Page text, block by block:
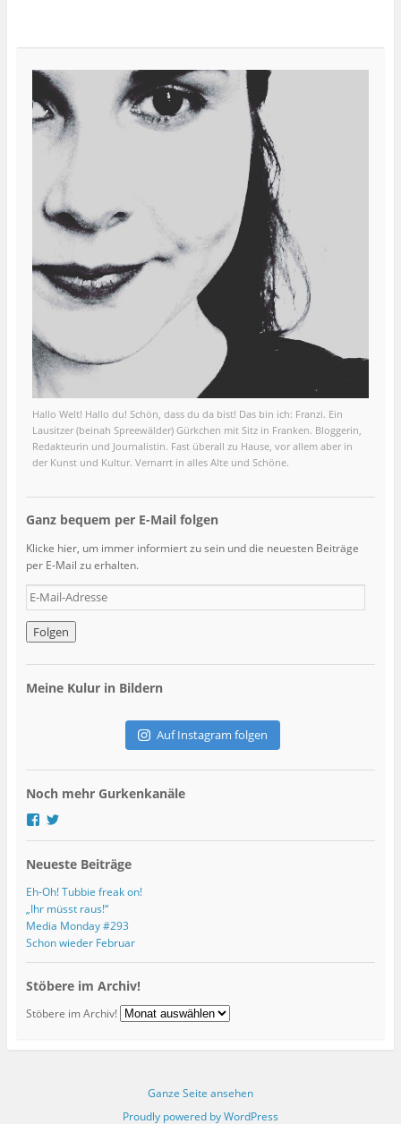
Hallo Welt! Hallo du! Schön, dass du da bist! Das bin ich: Franzi. Ein
Lausitzer (beinah Spreewälder) Gürkchen mit Sitz in Franken. Bloggerin,
Redakteurin und Journalistin. Fast überall zu Hause, vor allem aber in
der Kunst und Kultur. Vernarrt in alles Alte und Schöne.
Ganz bequem per E-Mail folgen
Klicke hier, um immer informiert zu sein und die neuesten Beiträge
per E-Mail zu erhalten.
E
-
M
a
i
-
s
e
Meine Kulur in Bildern
Auf Instagram folgen
Noch mehr Gurkenkanäle
P
f
l
v
o
n
g
u
k
k
l
f
l
v
o
n
G
u
k
K
l
Neueste Beiträge
Eh-Oh! Tubbie freak on!
„Ihr müsst raus!“
Media Monday #293
Schon wieder Februar
Stöbere im Archiv!
Stöbere im Archiv!
Ganze Seite ansehen
Proudly powered by WordPress